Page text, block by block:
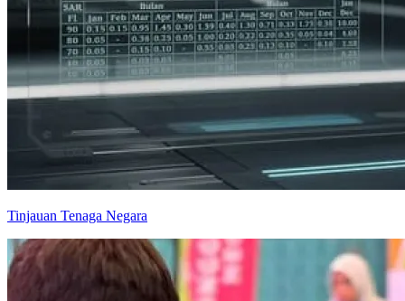
Tinjauan Tenaga Negara